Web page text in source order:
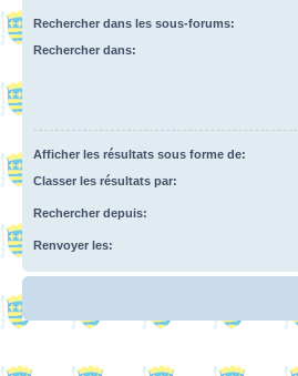
Rechercher dans les sous-forums:
Rechercher dans:
Afficher les résultats sous forme de:
Classer les résultats par:
Rechercher depuis:
Renvoyer les: